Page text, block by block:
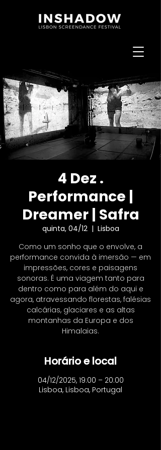
4 Dez .
Performance |
Dreamer | Safra
quinta, 04/12
  |
Lisboa
Como um sonho que o envolve, a
performance convida à imersão — em
impressões, cores e paisagens
sonoras. É uma viagem tanto para
dentro como para além do aqui e
agora, atravessando florestas, falésias
calcárias, glaciares e as altas
montanhas da Europa e dos
Himalaias.
Horário e local
04/12/2025, 19:00 – 20:00
Lisboa, Lisboa, Portugal